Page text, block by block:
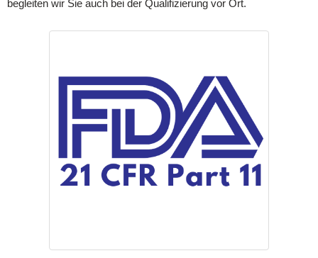
begleiten wir Sie auch bei der Qualifizierung vor Ort.